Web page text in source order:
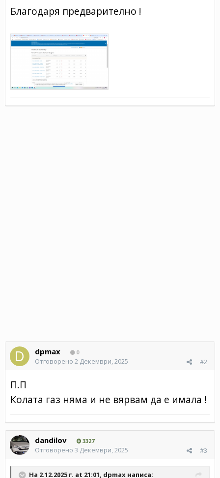
Благодаря предварително !
dpmax 0
#2
Отговорено 2 Декември, 2025
П.П
Колата газ няма и не вярвам да е имала !
dandilov 3327
#3
Отговорено 3 Декември, 2025
На 2.12.2025 г. at 21:01, dpmax написа: